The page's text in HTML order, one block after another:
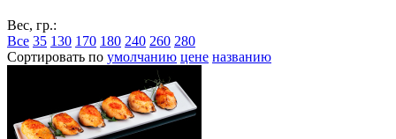
Вес, гр.:
Все 35 130 170 180 240 260 280
Сортировать по умолчанию цене названию